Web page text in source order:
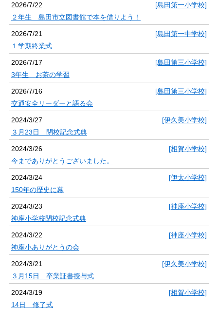
2026/7/22
[島田第一小学校]
２年生 島田市立図書館で本を借りよう！
2026/7/21
[島田第一中学校]
１学期終業式
2026/7/17
[島田第三小学校]
3年生 お茶の学習
2026/7/16
[島田第三小学校]
交通安全リーダーと語る会
2024/3/27
[伊久美小学校]
３月23日 閉校記念式典
2024/3/26
[相賀小学校]
今までありがとうございました。
2024/3/24
[伊太小学校]
150年の歴史に幕
2024/3/23
[神座小学校]
神座小学校閉校記念式典
2024/3/22
[神座小学校]
神座小ありがとうの会
2024/3/21
[伊久美小学校]
３月15日 卒業証書授与式
2024/3/19
[相賀小学校]
14日 修了式